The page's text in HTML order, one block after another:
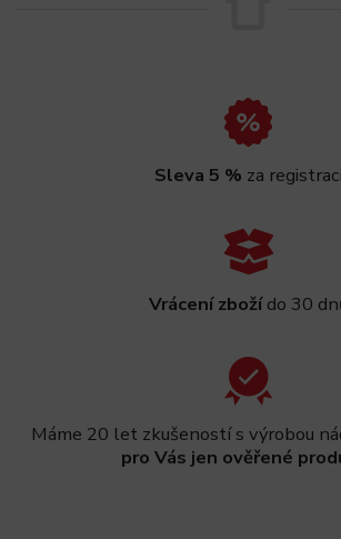
Sleva 5 % za registraci
Vrácení zbožído 30
Máme 20 let zkušeností s výrobou
pro Vás jen ověřené